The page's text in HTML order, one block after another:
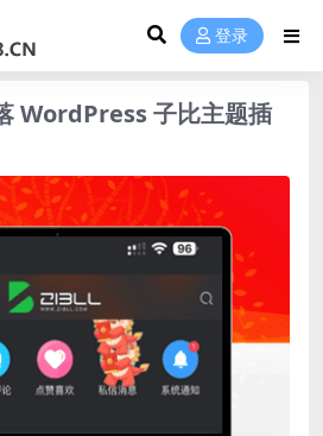
登录
WordPress 子比主题插